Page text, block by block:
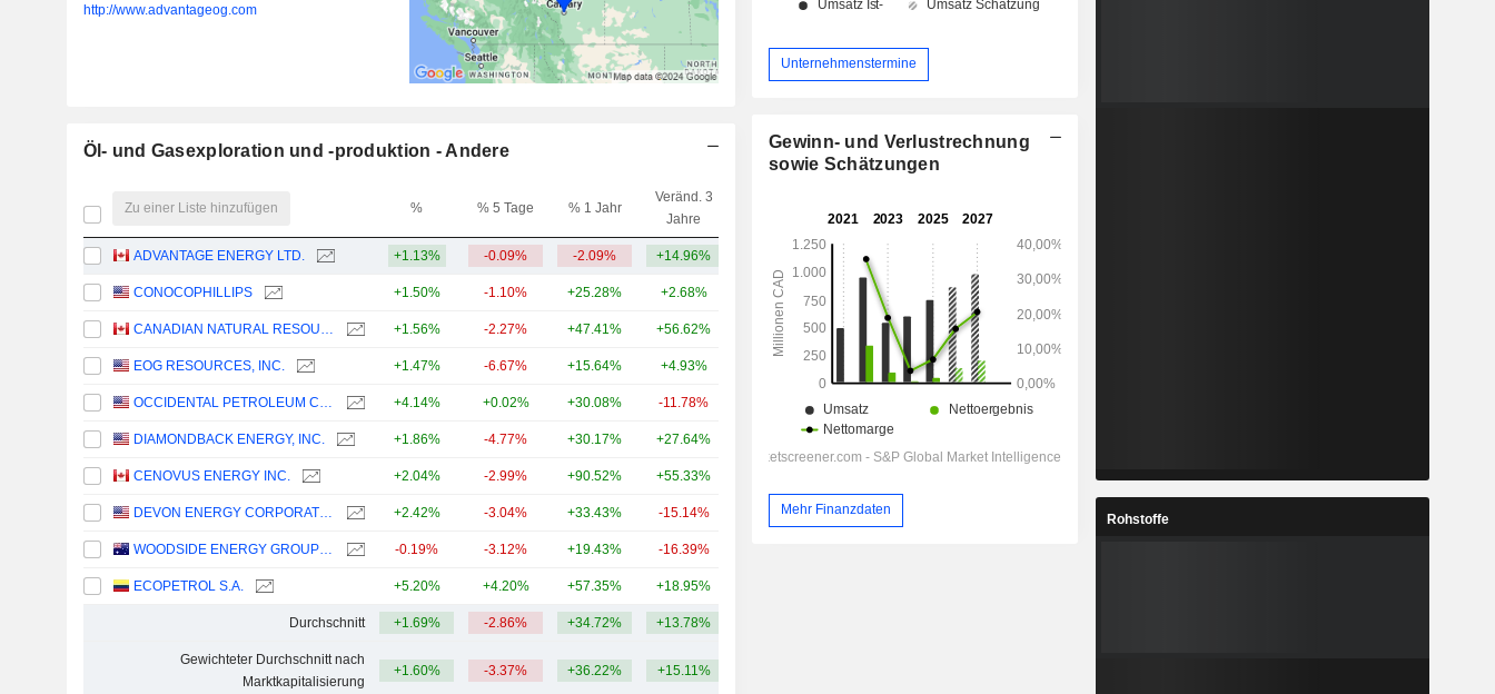
http://www.advantageog.com
Öl- und Gasexploration und -produktion - Andere
Zu einer Liste hinzufügen % % 5 Tage % 1 Jahr
Veränd. 3
Jahre
ADVANTAGE ENERGY LTD. +1.13% -0.09% -2.09% +14.96%
CONOCOPHILLIPS +1.50% -1.10% +25.28% +2.68% 140 Mrd.
CANADIAN NATURAL RESOURCES LIMITED +1.56% -2.27% +47.41% +56.62% 93.27 Mrd.
EOG RESOURCES, INC. +1.47% -6.67% +15.64% +4.93%
OCCIDENTAL PETROLEUM CORPORATION +4.14% +0.02% +30.08% -11.78% 53.52 Mrd.
DIAMONDBACK ENERGY, INC. +1.86% -4.77% +30.17% +27.64%
CENOVUS ENERGY INC. +2.04% -2.99% +90.52% +55.33%
DEVON ENERGY CORPORATION +2.42% -3.04% +33.43% -15.14% 48.55 Mrd.
WOODSIDE ENERGY GROUP LTD -0.19% -3.12% +19.43% -16.39%
ECOPETROL S.A. +5.20% +4.20% +57.35% +18.95%
Durchschnitt +1.69% -2.86% +34.72% +13.78%
Gewichteter Durchschnitt nach
Marktkapitalisierung
+1.60% -3.37% +36.22% +15.11%
Unternehmenstermine
Gewinn- und Verlustrechnung
sowie Schätzungen
Mehr Finanzdaten
Rohstoffe